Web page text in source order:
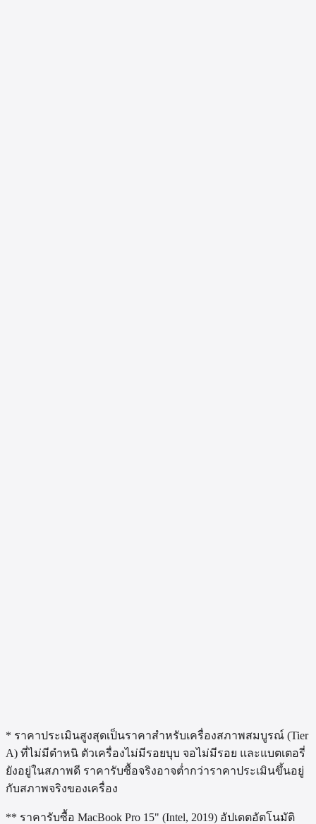
* ราคาประเมินสูงสุดเป็นราคาสำหรับเครื่องสภาพสมบูรณ์ (Tier
A) ที่ไม่มีตำหนิ ตัวเครื่องไม่มีรอยบุบ จอไม่มีรอย และแบตเตอรี่
ยังอยู่ในสภาพดี ราคารับซื้อจริงอาจต่ำกว่าราคาประเมินขึ้นอยู่
กับสภาพจริงของเครื่อง
** ราคารับซื้อ MacBook Pro 15" (Intel, 2019) อัปเดตอัตโนมัติ